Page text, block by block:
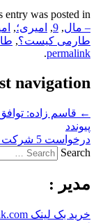
entry was posted in
– مال,
9
, امیری؛,
طارمی کیست؟,
permalink
.
navigation
← قاسم زاده:
پیوندد
درخواست 5 شرکت برای نمایندگی اپل
Search
مدیر :
خرید بک لینک behtarinbacklink.com